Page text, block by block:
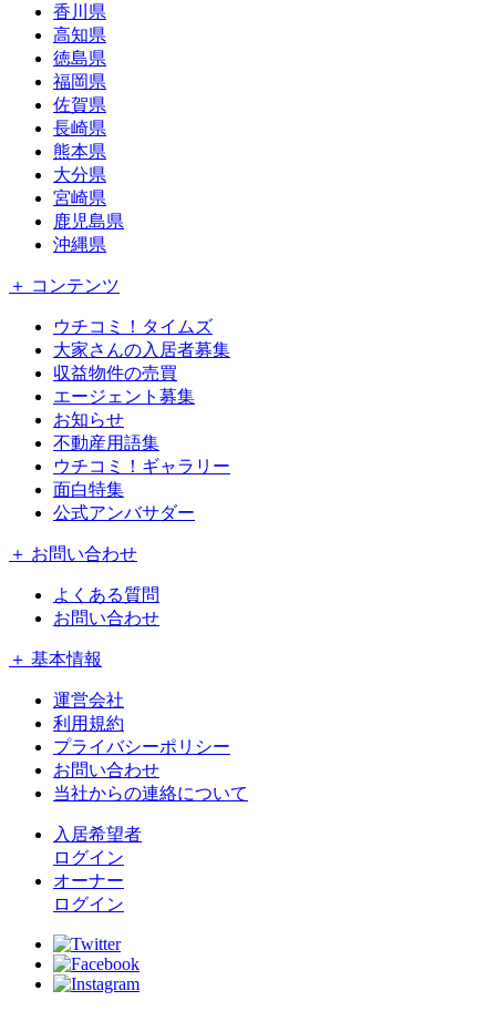
香川県
高知県
徳島県
福岡県
佐賀県
長崎県
熊本県
大分県
宮崎県
鹿児島県
沖縄県
＋ コンテンツ
ウチコミ！タイムズ
大家さんの入居者募集
収益物件の売買
エージェント募集
お知らせ
不動産用語集
ウチコミ！ギャラリー
面白特集
公式アンバサダー
＋ お問い合わせ
よくある質問
お問い合わせ
＋ 基本情報
運営会社
利用規約
プライバシーポリシー
お問い合わせ
当社からの連絡について
入居希望者
ログイン
オーナー
ログイン